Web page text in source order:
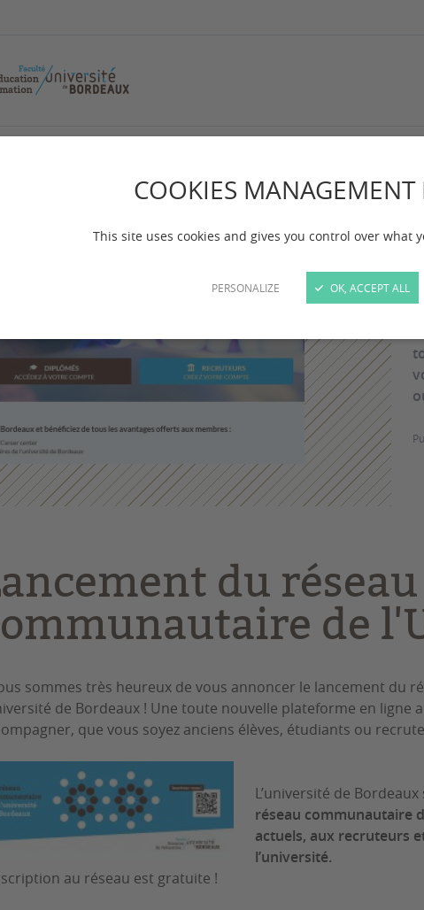
COOKIES MANAGEMENT
This site uses cookies and gives you control over what
PERSONALIZE OK, ACCEPT ALL
UB
du réseau
de
sommes très heureux de vous annoncer le lancement du
de Bordeaux ! Une toute nouvelle plateforme en ligne
que vous soyez anciens élèves, étudiants ou
L’université de Bordeaux
réseau communautaire
actuels, aux recruteurs
l’université.
au réseau est gratuite !